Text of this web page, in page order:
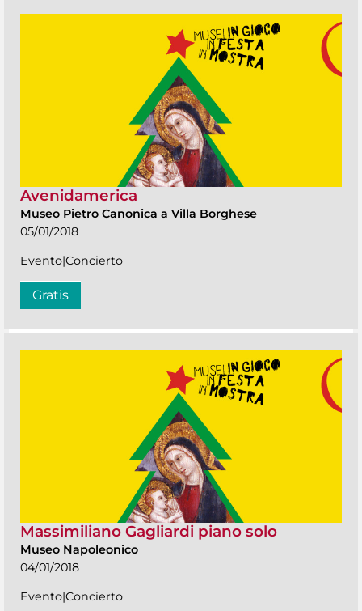
Avenidamerica
Museo Pietro Canonica a Villa Borghese
05/01/2018
Evento|Concierto
Gratis
Massimiliano Gagliardi piano solo
Museo Napoleonico
04/01/2018
Evento|Concierto